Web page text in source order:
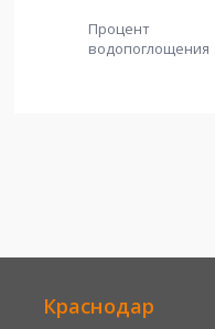
Процент
водопоглощения
Краснодар